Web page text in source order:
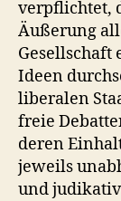
verpflichtet,
Äußerung
Gesellschaft
Ideen
liberalen
freie
deren
jeweils
und